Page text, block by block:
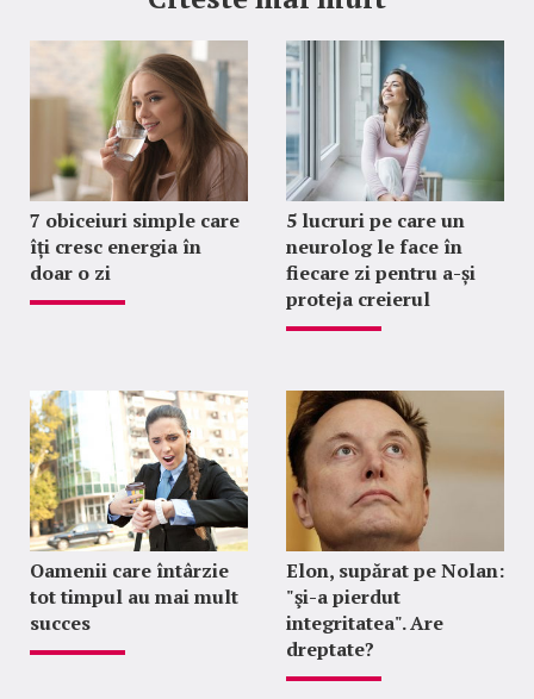
7 obiceiuri simple care
îți cresc energia în
doar o zi
5 lucruri pe care un
neurolog le face în
fiecare zi pentru a-și
proteja creierul
Oamenii care întârzie
tot timpul au mai mult
succes
Elon, supărat pe Nolan:
"şi-a pierdut
integritatea". Are
dreptate?